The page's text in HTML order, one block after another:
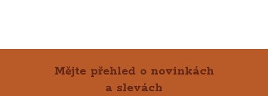
Mějte přehled o novinkách
a slevách